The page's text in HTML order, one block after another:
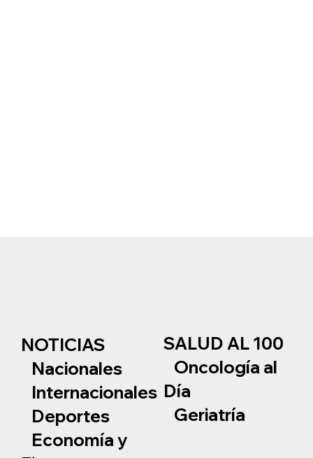
NOTICIAS
Nacionales
Internacionales
Deportes
Economía y
SALUD AL 100
Oncología al
Día
Geriatría